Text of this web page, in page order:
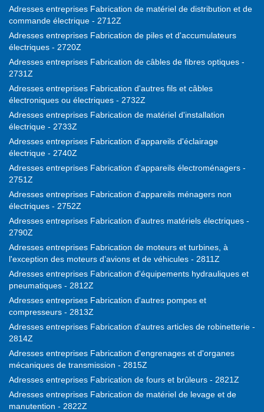
Adresses entreprises Fabrication de matériel de distribution et de
commande électrique - 2712Z
Adresses entreprises Fabrication de piles et d'accumulateurs
électriques - 2720Z
Adresses entreprises Fabrication de câbles de fibres optiques -
2731Z
Adresses entreprises Fabrication d'autres fils et câbles
électroniques ou électriques - 2732Z
Adresses entreprises Fabrication de matériel d'installation
électrique - 2733Z
Adresses entreprises Fabrication d'appareils d'éclairage
électrique - 2740Z
Adresses entreprises Fabrication d'appareils électroménagers -
2751Z
Adresses entreprises Fabrication d'appareils ménagers non
électriques - 2752Z
Adresses entreprises Fabrication d'autres matériels électriques -
2790Z
Adresses entreprises Fabrication de moteurs et turbines, à
l'exception des moteurs d’avions et de véhicules - 2811Z
Adresses entreprises Fabrication d'équipements hydrauliques et
pneumatiques - 2812Z
Adresses entreprises Fabrication d'autres pompes et
compresseurs - 2813Z
Adresses entreprises Fabrication d'autres articles de robinetterie -
2814Z
Adresses entreprises Fabrication d'engrenages et d'organes
mécaniques de transmission - 2815Z
Adresses entreprises Fabrication de fours et brûleurs - 2821Z
Adresses entreprises Fabrication de matériel de levage et de
manutention - 2822Z